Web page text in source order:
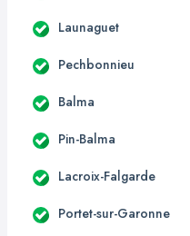
Launaguet
Pechbonnieu
Balma
Pin-Balma
Lacroix-Falgarde
Portet-sur-Garonne